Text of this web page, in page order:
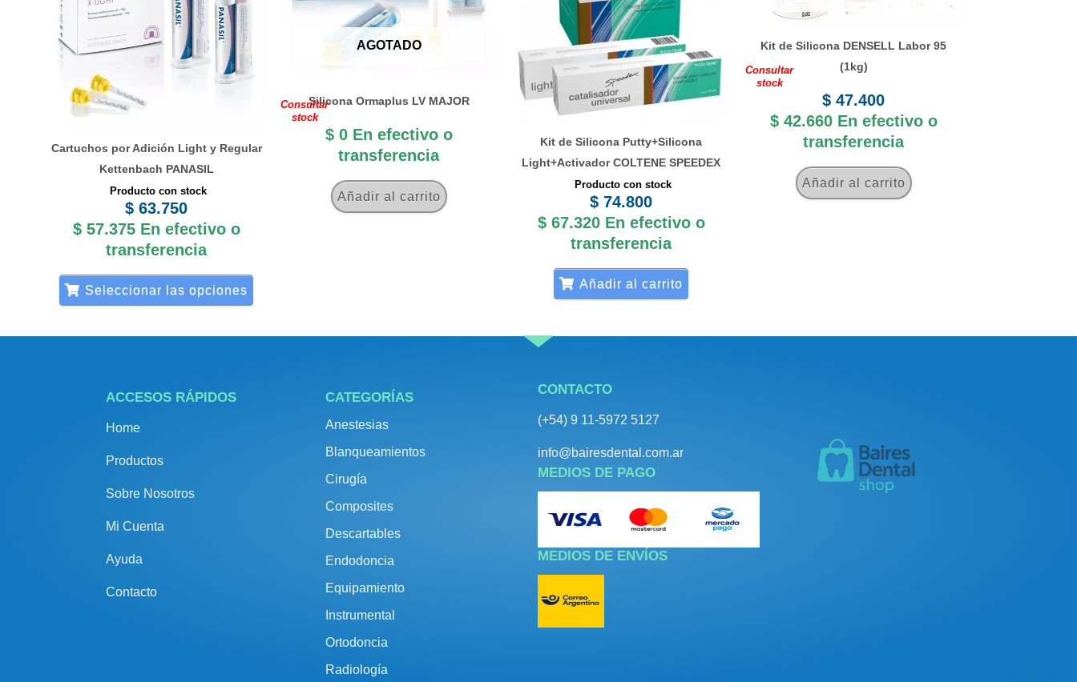
Cartuchos por Adición Light y Regular
Kettenbach PANASIL
Producto con stock
$ 63.750
$57.375 En efectivo o
transferencia
Seleccionar las opciones
variantes.
opciones
se
pueden
en
AGOTADO
Silicona Ormaplus LV MAJOR
Consultar
stock
$0 En efectivo o
transferencia
Añadir al carrito
Kit de Silicona Putty+Silicona
Light+Activador COLTENE SPEEDEX
Producto con stock
$ 74.800
$67.320 En efectivo o
transferencia
Añadir al carrito
Kit de Silicona DENSELL Labor 95
(1kg)
Consultar
stock
$ 47.400
$42.660 En efectivo o
transferencia
Añadir al carrito
ACCESOS RÁPIDOS
Home
Productos
Sobre Nosotros
Mi Cuenta
Ayuda
Contacto
CATEGORÍAS
Anestesias
Blanqueamientos
Cirugía
Composites
Descartables
Endodoncia
Equipamiento
Instrumental
Ortodoncia
Radiología
CONTACTO
(+54) 9 11-5972 5127
info@bairesdental.com.ar
MEDIOS DE PAGO
MEDIOS DE ENVÍOS